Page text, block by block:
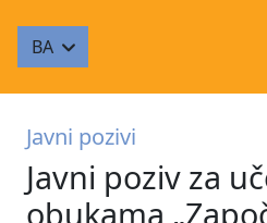
BA
Javni pozivi
Javni poziv za
obukama